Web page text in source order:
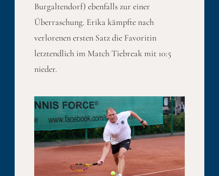
Burgaltendorf) ebenfalls zur einer
Überraschung. Erika kämpfte nach
verlorenen ersten Satz die Favoritin
letztendlich im Match Tiebreak mit 10:5
nieder.